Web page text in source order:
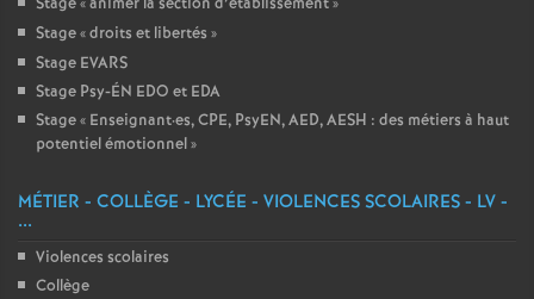
Stage «droits et libertés »
Stage EVARS
Stage Psy-ÉN EDO et EDA
Stage « Enseignant·es, CPE, PsyEN, AED, AESH : des métiers à haut
potentiel émotionnel»
MÉTIER - COLLÈGE - LYCÉE - VIOLENCES SCOLAIRES - LV -
...
Violences scolaires
Collège